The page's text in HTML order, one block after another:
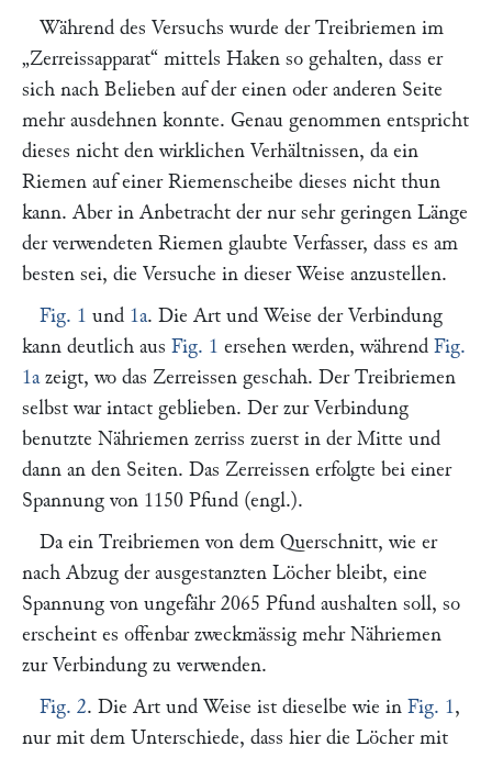
Während des Versuchs wurde der Treibriemen im
„Zerreissapparat“ mittels Haken so gehalten, dass er
sich nach Belieben auf der einen oder anderen Seite
mehr ausdehnen konnte. Genau genommen entspricht
dieses nicht den wirklichen Verhältnissen, da ein
Riemen auf einer Riemenscheibe dieses nicht thun
kann. Aber in Anbetracht der nur sehr geringen Länge
der verwendeten Riemen glaubte Verfasser, dass es am
besten sei, die Versuche in dieser Weise anzustellen.
Fig. 1 und 1a. Die Art und Weise der Verbindung
kann deutlich aus Fig. 1 ersehen werden, während Fig.
1azeigt, wo das Zerreissen geschah. Der Treibriemen
selbst war intact geblieben. Der zur Verbindung
benutzte Nähriemen zerriss zuerst in der Mitte und
dann an den Seiten. Das Zerreissen erfolgte bei einer
Spannung von 1150 Pfund (engl.).
Da ein Treibriemen von dem Querschnitt, wie er
nach Abzug der ausgestanzten Löcher bleibt, eine
Spannung von ungefähr 2065 Pfund aushalten soll, so
erscheint es offenbar zweckmässig mehr Nähriemen
zur Verbindung zu verwenden.
Fig. 2. Die Art und Weise ist dieselbe wie in Fig. 1,
nur mit dem Unterschiede, dass hier die Löcher mit